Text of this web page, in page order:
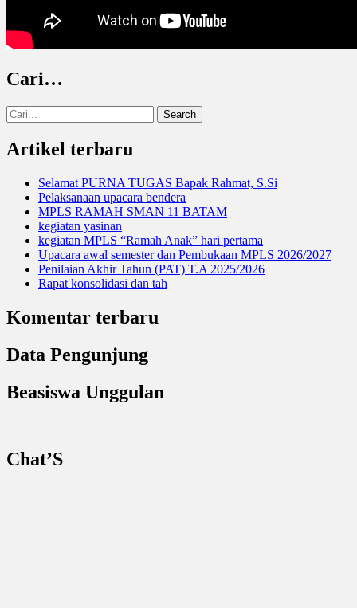
Cari…
Search
for:
Artikel terbaru
Selamat PURNA TUGAS Bapak Rahmat, S.Si
Pelaksanaan upacara bendera
MPLS RAMAH SMAN 11 BATAM
kegiatan yasinan
kegiatan MPLS “Ramah Anak” hari pertama
Upacara awal semester dan Pembukaan MPLS 2026/2027
Penilaian Akhir Tahun (PAT) T.A 2025/2026
Rapat konsolidasi dan tah
Komentar terbaru
Data Pengunjung
Beasiswa Unggulan
Chat’S